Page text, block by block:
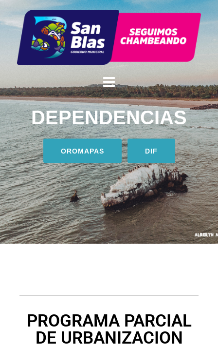
DEPENDENCIAS
OROMAPAS DIF
PROGRAMA PARCIAL
DE URBANIZACION